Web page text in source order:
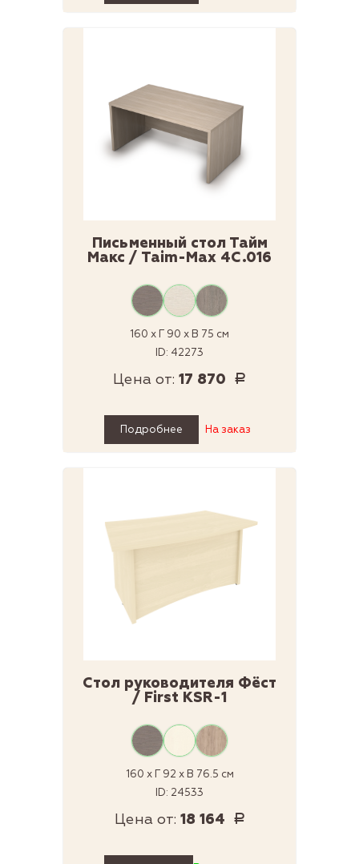
Письменный стол Тайм
Макс / Taim-Max 4С.016
160 x Г 90 x В 75 см
ID: 42273
Цена от: 17 870 Р
Подробнее На заказ
Стол руководителя Фёст
/ First KSR-1
160 x Г 92 x В 76.5 см
ID: 24533
Цена от: 18 164 Р